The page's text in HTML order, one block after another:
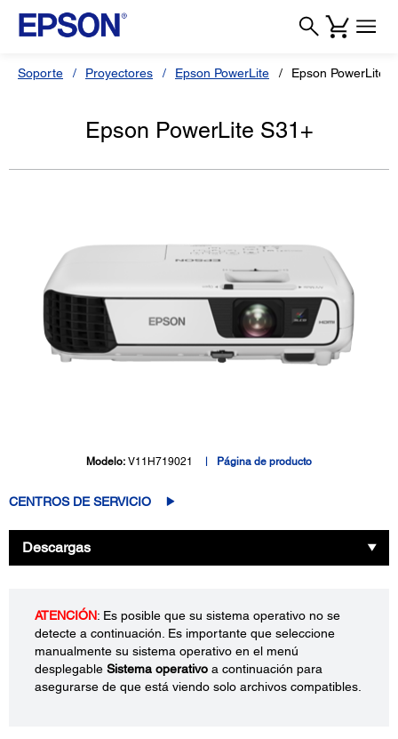
Soporte Proyectores Epson PowerLite Epson PowerLite
Epson PowerLite S31+
Modelo: V11H719021 Página de producto
CENTROS DE SERVICIO
Descargas
ATENCIÓN: Es posible que su sistema operativo no se
detecte a continuación. Es importante que seleccione
manualmente su sistema operativo en el menú
desplegable Sistema operativo a continuación para
asegurarse de que está viendo solo archivos compatibles.